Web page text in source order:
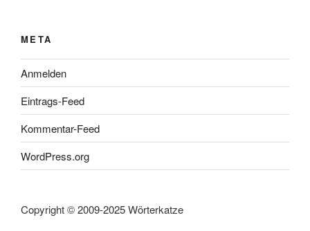
META
Anmelden
Eintrags-Feed
Kommentar-Feed
WordPress.org
Copyright © 2009-2025 Wörterkatze